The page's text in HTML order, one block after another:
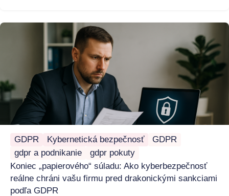
GDPR Kybernetická bezpečnosť
GDPR
gdpr a podnikanie
gdpr pokuty
Koniec „papierového“ súladu: Ako kyberbezpečnosť
reálne chráni vašu firmu pred drakonickými sankciami
podľa GDPR